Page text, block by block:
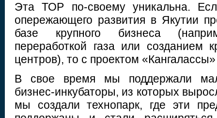
Эта ТОР по-своему уникальна.
опережающего развития в Якутии
базе крупного бизнеса
переработкой газа или созданием
центров), то с проектом
В свое время мы поддержали
бизнес-инкубаторы, из которых
мы создали технопарк, где эти